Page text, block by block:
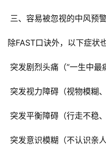
三、容易被忽视的中风预
除FAST口诀外，以下症状
突发剧烈头痛（”一生中最
突发视力障碍（视物模糊、
突发平衡障碍（行走不稳、
突发意识模糊（不认识亲